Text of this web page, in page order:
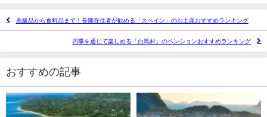
高級品から食料品まで！長期在住者が勧める「スペイン」のお土産おすすめランキング
四季を通じて楽しめる「白馬村」のペンションおすすめランキング
おすすめの記事